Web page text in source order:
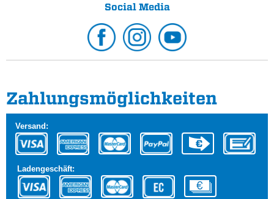
Social Media
Zahlungs­möglichkeiten
Versand:
Ladengeschäft: